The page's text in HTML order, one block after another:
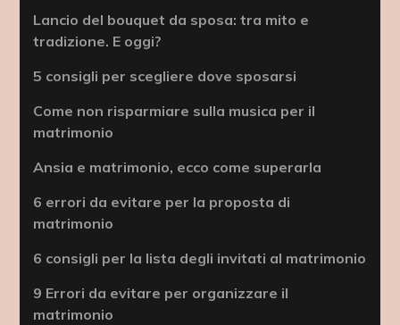
Lancio del bouquet da sposa: tra mito e
tradizione. E oggi?
5 consigli per scegliere dove sposarsi
Come non risparmiare sulla musica per il
matrimonio
Ansia e matrimonio, ecco come superarla
6 errori da evitare per la proposta di
matrimonio
6 consigli per la lista degli invitati al matrimonio
9 Errori da evitare per organizzare il
matrimonio